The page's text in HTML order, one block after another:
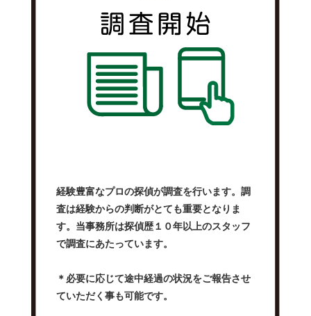
経験豊富なプロの探偵が調査を行います。調
査は経験からの判断がとても重要となりま
す。当事務所は探偵歴１０年以上のスタッフ
で調査にあたっています。
＊必要に応じて途中経過の状況をご報告させ
ていただく事も可能です。